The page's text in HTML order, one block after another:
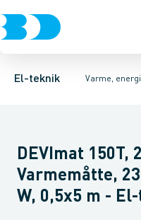
El-teknik Varme,
Afbrydere, stikkontakter
Ladestandere
El-radiatorer
DEVImat 150T,
Varmemåtte,
W, 0,5x5 m -